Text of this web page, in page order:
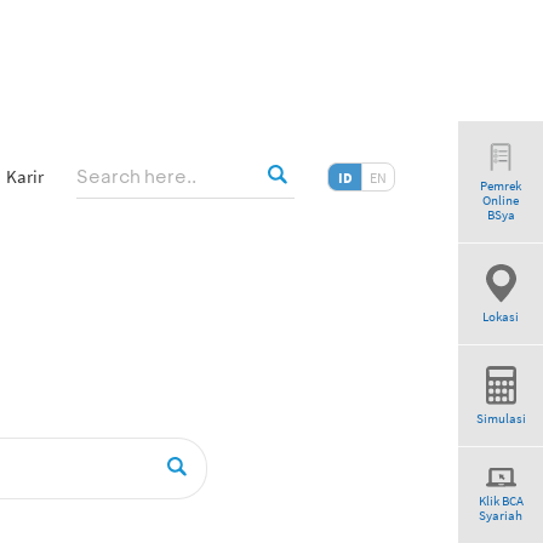
Karir ID EN
Pemrek
Online
BSya
Lokasi
Simulasi
Klik BCA
Syariah